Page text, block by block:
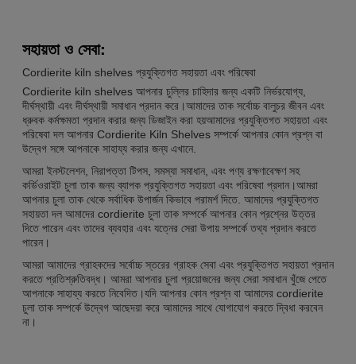
সহায়তা ও সেবা:
Cordierite kiln shelves প্রযুক্তিগত সহায়তা এবং পরিষেবা
Cordierite kiln shelves আপনার চুল্লির চাহিদার জন্য একটি নির্ভরযোগ্য,
দীর্ঘস্থায়ী এবং দীর্ঘস্থায়ী সমাধান প্রদান করে।আমাদের তাক সর্বোচ্চ বালুচর জীবন এবং
ধ্রুবক কর্মক্ষমতা প্রদান করার জন্য ডিজাইন করা হয়আমাদের প্রযুক্তিগত সহায়তা এবং
পরিষেবা দল আপনার Cordierite Kiln Shelves সম্পর্কে আপনার কোন প্রশ্ন বা
উদ্বেগ সঙ্গে আপনাকে সাহায্য করার জন্য এখানে.
আমরা ইনস্টলেশন, নিরাপত্তা টিপস, সমস্যা সমাধান, এবং পণ্য রক্ষণাবেক্ষণ সহ
কর্ডিওরাইট চুলা তাক জন্য ব্যাপক প্রযুক্তিগত সহায়তা এবং পরিষেবা প্রদান।আমরা
আপনার চুলা তাক থেকে সর্বাধিক উপার্জন কিভাবে পরামর্শ দিতে. আমাদের প্রযুক্তিগত
সহায়তা দল আমাদের cordierite চুলা তাক সম্পর্কে আপনার কোন প্রশ্নের উত্তর
দিতে পারেন এবং তাদের ব্যবহার এবং যত্নের সেরা উপায় সম্পর্কে তথ্য প্রদান করতে
পারেন।
আমরা আমাদের গ্রাহকদের সর্বোচ্চ স্তরের গ্রাহক সেবা এবং প্রযুক্তিগত সহায়তা প্রদান
করতে প্রতিশ্রুতিবদ্ধ। আমরা আপনার চুলা প্রয়োজনের জন্য সেরা সমাধান খুঁজে পেতে
আপনাকে সাহায্য করতে নিবেদিত।যদি আপনার কোন প্রশ্ন বা আমাদের cordierite
চুলা তাক সম্পর্কে উদ্বেগ আছেদয়া করে আমাদের সাথে যোগাযোগ করতে দ্বিধা করবেন
না।